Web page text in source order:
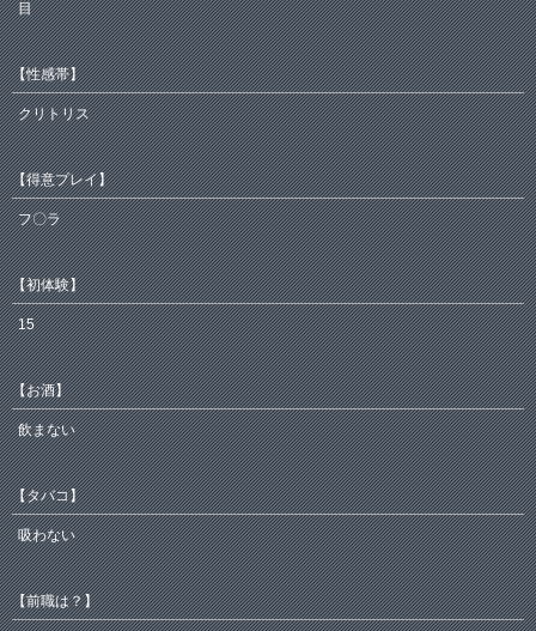
目
【性感帯】
クリトリス
【得意プレイ】
フ〇ラ
【初体験】
15
【お酒】
飲まない
【タバコ】
吸わない
【前職は？】